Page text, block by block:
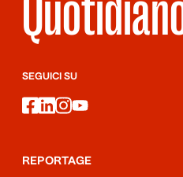
SEGUICI SU
facebook
linkedin
instagram
youtube
REPORTAGE